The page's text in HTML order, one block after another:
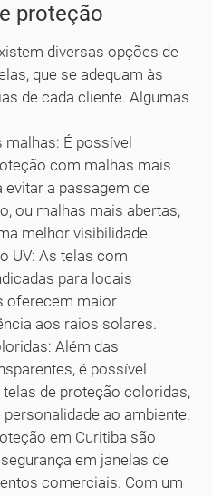
proteção
diversas opções de
que se adequam às
de cada cliente. Algumas
É possível
com malhas mais
evitar a passagem de
ou malhas mais abertas,
melhor visibilidade.
UV: As telas com
para locais
oferecem maior
aos raios solares.
Além das
é possível
de proteção coloridas,
ao ambiente.
em Curitiba são
em janelas de
comerciais. Com um